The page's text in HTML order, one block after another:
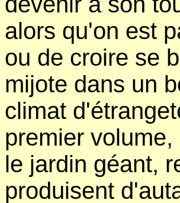
alors qu'on est
ou de croire se
mijote dans un
climat
premier
le jardin géant,
produisent